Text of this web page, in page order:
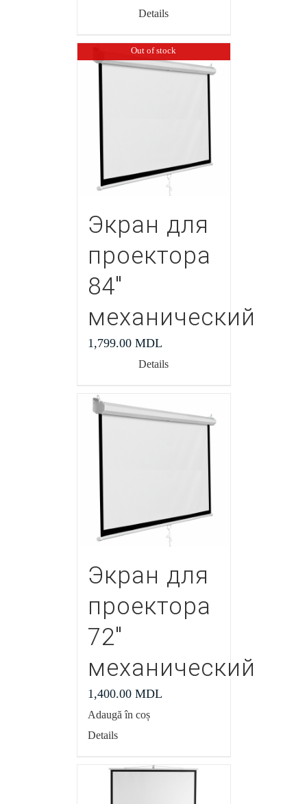
Details
Out of stock
Экран для
проектора
84″
механический
1,799.00 MDL
Details
Экран для
проектора
72″
механический
1,400.00 MDL
Adaugă în coș
Details